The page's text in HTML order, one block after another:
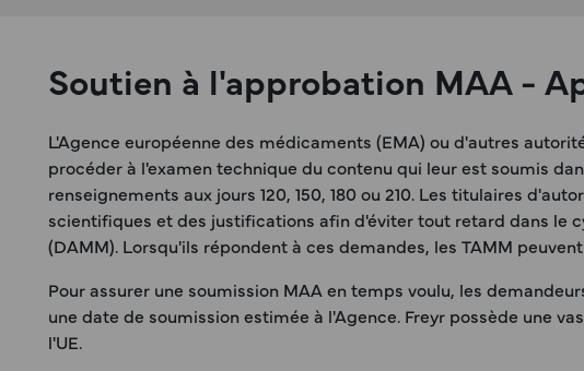
Soutien à l'approbation MAA -
L'Agence européenne des médicaments (EMA) ou d'autres
procéder à l'examen technique du contenu qui leur est soumis
renseignements aux jours 120, 150, 180 ou 210. Les titulaires
scientifiques et des justifications afin d'éviter tout retard dans le
(DAMM). Lorsqu'ils répondent à ces demandes, les TAMM
Pour assurer une soumission MAA en temps voulu, les
une date de soumission estimée à l'Agence. Freyr possède une
l'UE.